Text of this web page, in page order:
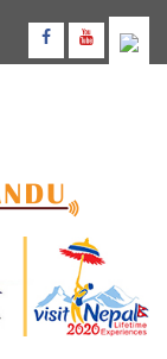
Facebook
Youtube